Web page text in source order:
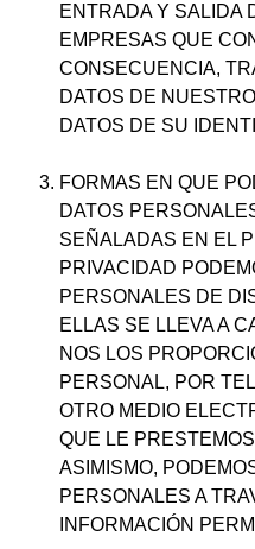
ENTRADA Y SALIDA
EMPRESAS QUE
CONSECUENCIA,
DATOS DE
DATOS DE SU
FORMAS EN QUE
DATOS
SEÑALADAS EN EL
PRIVACIDAD
PERSONALES DE
ELLAS SE LLEVA A
NOS LOS
PERSONAL, POR
OTRO MEDIO
QUE LE
ASIMISMO,
PERSONALES A
INFORMACIÓN